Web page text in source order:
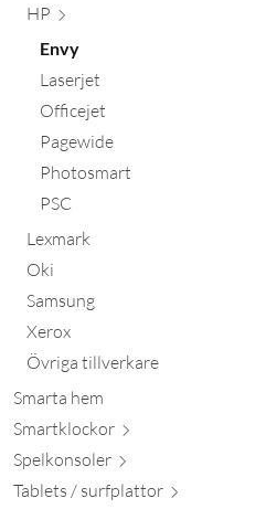
HP
Envy
Laserjet
Officejet
Pagewide
Photosmart
PSC
Lexmark
Oki
Samsung
Xerox
Övriga tillverkare
Smarta hem
Smartklockor
Spelkonsoler
Tablets / surfplattor